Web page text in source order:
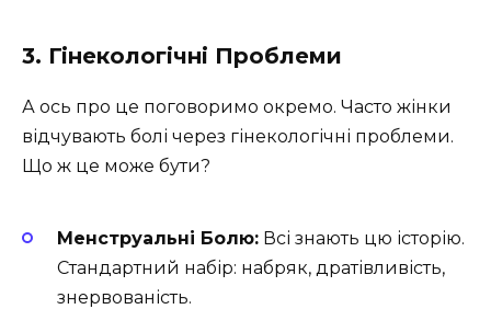
3. Гінекологічні Проблеми
А ось про це поговоримо окремо. Часто жінки
відчувають болі через гінекологічні проблеми.
Що ж це може бути?
Менструальні Болю: Всі знають цю історію.
Стандартний набір: набряк, дратівливість,
знервованість.